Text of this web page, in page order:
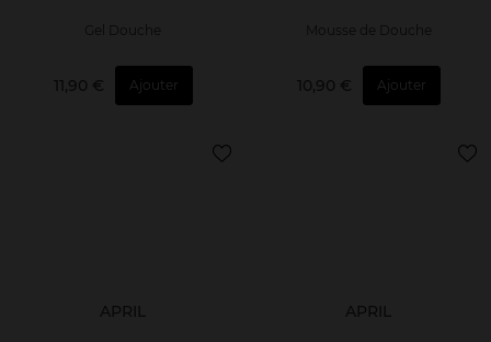
11,90 € Ajouter
Mousse de Douche
10,90 € Ajouter
APRIL APRIL